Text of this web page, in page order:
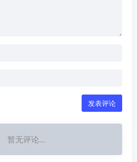
发表评论
暂无评论...